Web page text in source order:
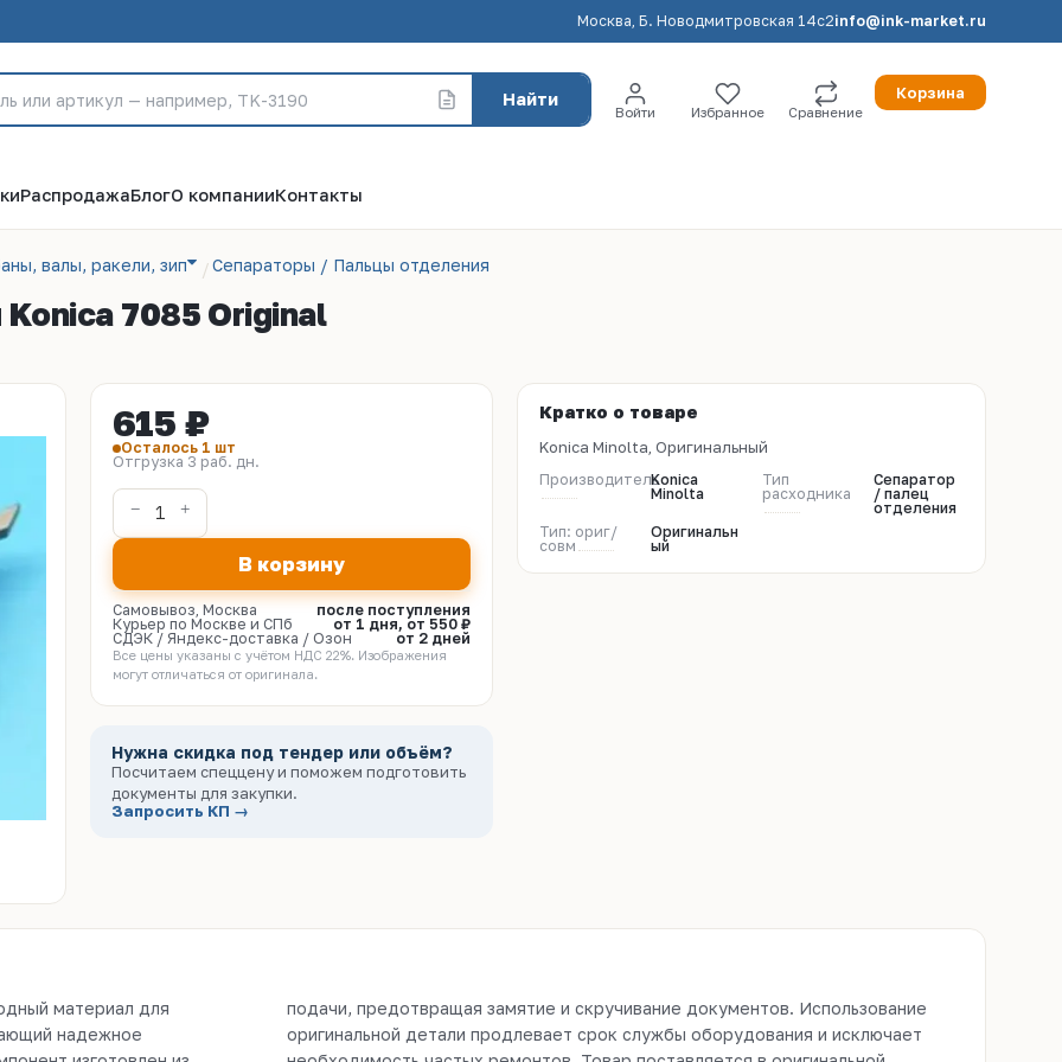
Москва, Б. Новодмитровская 14с2info@ink-market.ru
Найти
Войти Избранное Сравнение
Корзина
РаспродажаБлогО компанииКонтакты
валы, ракели, зип Сепараторы / Пальцы отделения
7085 Original
615 ₽
Осталось 1 шт
Отгрузка 3 раб. дн.
В корзину
Самовывоз, Москва
после поступления
Курьер по Москве и СПб
от 1 дня, от 550 ₽
СДЭК / Яндекс-доставка / Озон
от 2 дней
Все цены указаны с учётом НДС 22%. Изображения
могут отличаться от оригинала.
Нужна скидка под тендер или объём?
Посчитаем спеццену и поможем подготовить
документы для закупки.
Запросить КП →
Кратко о товаре
Konica Minolta, Оригинальный
ПроизводительKonica
Minolta
Тип
расходника
Сепаратор
/ палец
отделения
Тип: ориг/
совм
Оригинальн
ый
материал для
надежное
Использование
и исключает